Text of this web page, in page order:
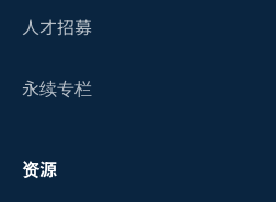
人才招募
永续专栏
资源